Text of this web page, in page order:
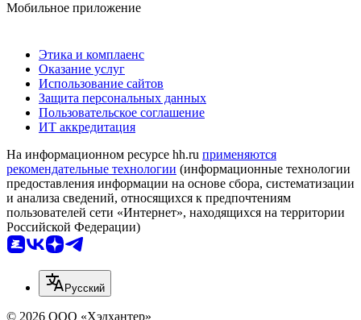
Мобильное приложение
Этика и комплаенс
Оказание услуг
Использование сайтов
Защита персональных данных
Пользовательское соглашение
ИТ аккредитация
На информационном ресурсе hh.ru применяются
рекомендательные технологии (информационные технологии
предоставления информации на основе сбора, систематизации
и анализа сведений, относящихся к предпочтениям
пользователей сети «Интернет», находящихся на территории
Российской Федерации)
Русский
© 2026 ООО «Хэдхантер»